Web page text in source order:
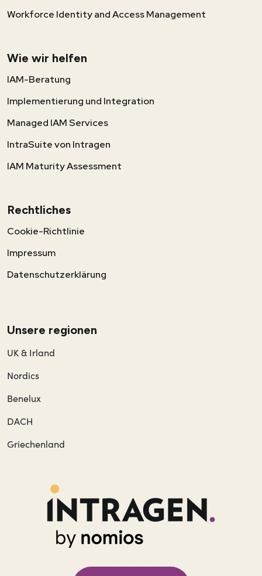
Unsere regionen
UK & Irland
Nordics
Benelux
DACH
Griechenland
Workforce Identity and Access Management
Wie wir helfen
IAM-Beratung
Implementierung und Integration
Managed IAM Services
IntraSuite von Intragen
IAM Maturity Assessment
Rechtliches
Cookie-Richtlinie
Impressum
Datenschutzerklärung